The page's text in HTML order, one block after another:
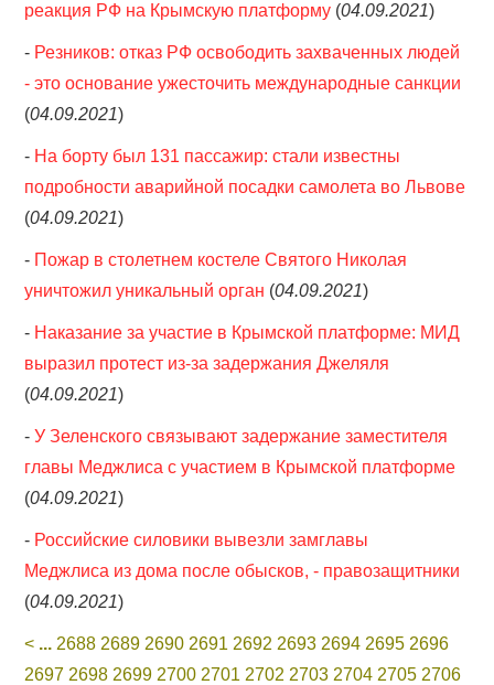
реакция РФ на Крымскую платформу (04.09.2021)
- Резников: отказ РФ освободить захваченных людей
- это основание ужесточить международные санкции
(04.09.2021)
- На борту был 131 пассажир: стали известны
подробности аварийной посадки самолета во Львове
(04.09.2021)
- Пожар в столетнем костеле Святого Николая
уничтожил уникальный орган (04.09.2021)
- Наказание за участие в Крымской платформе: МИД
выразил протест из-за задержания Джеляля
(04.09.2021)
-У Зеленского связывают задержание заместителя
главы Меджлиса с участием в Крымской платформе
(04.09.2021)
- Российские силовики вывезли замглавы
Меджлиса из дома после обысков, - правозащитники
(04.09.2021)
< ... 2688 2689 2690 2691 2692 2693 2694 2695 2696
2697 2698 2699 2700 2701 2702 2703 2704 2705 2706